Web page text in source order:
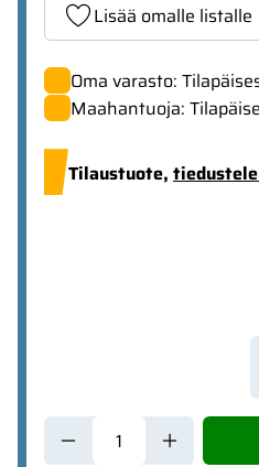
Lisää omalle listalle
Oma varasto:
Maahantuoja:
Tilaustuote,